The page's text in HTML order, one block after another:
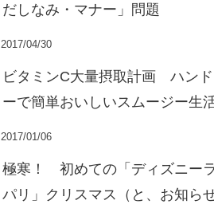
だしなみ・マナー」問題
2017/04/30
ビタミンC大量摂取計画 ハン
ーで簡単おいしいスムージー生
2017/01/06
極寒！ 初めての「ディズニー
パリ」クリスマス（と、お知らせ